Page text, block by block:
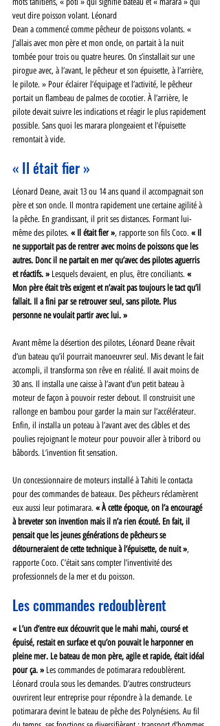
veut dire poisson volant. Léonard
Dean a commencé comme pêcheur de poissons volants. «
J’allais avec mon père et mon oncle, on partait à la nuit
tombée pour trois ou quatre heures. On s’installait sur une
pirogue avec, à l’avant, le pêcheur et son épuisette, à l’arrière,
le pilote. » Pour éclairer l’équipage et l’activité, le pêcheur
portait un flambeau de palmes de cocotier. À l’arrière, le
pilote devait suivre les indications et réagir le plus rapidement
possible. Sans quoi les marara plongeaient et l’épuisette
remontait à vide.
« Il était fier »
Léonard Deane, avait 13 ou 14 ans quand il accompagnait son
père et son oncle. Il montra rapidement une certaine agilité à
la pêche. En grandissant, il prit ses distances. Formant lui-
même des pilotes. « Il était fier », rapporte son fils Coco. « Il
ne supportait pas de rentrer avec moins de poissons que les
autres. Donc il ne partait en mer qu’avec des pilotes aguerris
et réactifs. » Lesquels devaient, en plus, être conciliants. «
Mon père était très exigent et n’avait pas toujours le tact qu’il
fallait. Il a fini par se retrouver seul, sans pilote. Plus
personne ne voulait partir avec lui. »
Avant même la désertion des pilotes, Léonard Deane rêvait
d’un bateau qu’il pourrait manoeuvrer seul. Mis devant le fait
accompli, il transforma son rêve en réalité. Il avait moins de
30 ans. Il installa une caisse à l’avant d’un petit bateau à
moteur de façon à pouvoir rester debout. Il construisit une
rallonge en bambou pour garder la main sur l’accélérateur.
Enfin, il installa un poteau à l’avant avec des câbles et des
poulies rejoignant le moteur pour pouvoir aller à tribord ou
bâbords. L’invention fit sensation.
Un concessionnaire de moteurs installé à Tahiti le contacta
pour des commandes de bateaux. Des pêcheurs réclamèrent
eux aussi leur potimarara. « À cette époque, on l’a encouragé
à breveter son invention mais il n’a rien écouté. En fait, il
pensait que les jeunes générations de pêcheurs se
détourneraient de cette technique à l’épuisette, de nuit »,
rapporte Coco. C’était sans compter l’inventivité des
professionnels de la mer et du poisson.
Les commandes redoublèrent
« L’un d’entre eux découvrit que le mahi mahi, coursé et
épuisé, restait en surface et qu’on pouvait le harponner en
pleine mer. Le bateau de mon père, agile et rapide, était idéal
pour ça. » Les commandes de potimarara redoublèrent.
Léonard croula sous les demandes. D’autres constructeurs
ouvrirent leur entreprise pour répondre à la demande. Le
potimarara devint le bateau de pêche des Polynésiens. Au fil